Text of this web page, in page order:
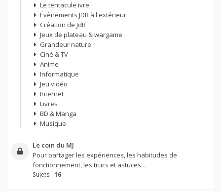
Le tentacule ivre
Évènements JDR à l'extérieur
Création de JdR
Jeux de plateau & wargame
Grandeur nature
Ciné & TV
Anime
Informatique
Jeu vidéo
Internet
Livres
BD & Manga
Musique
Le coin du MJ
Pour partager les expériences, les habitudes de
fonctionnement, les trucs et astuces…
Sujets : 16